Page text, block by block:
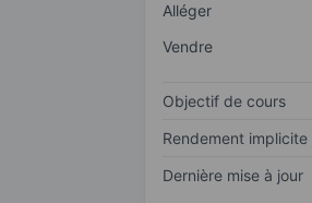
Alléger
Vendre
Objectif de cours
Rendement implicite
Dernière mise à jour